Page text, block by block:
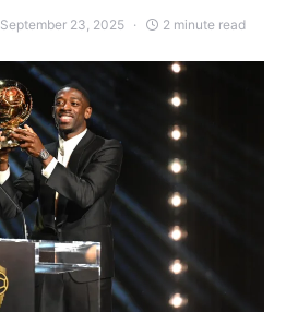
September 23, 2025 2 minute read